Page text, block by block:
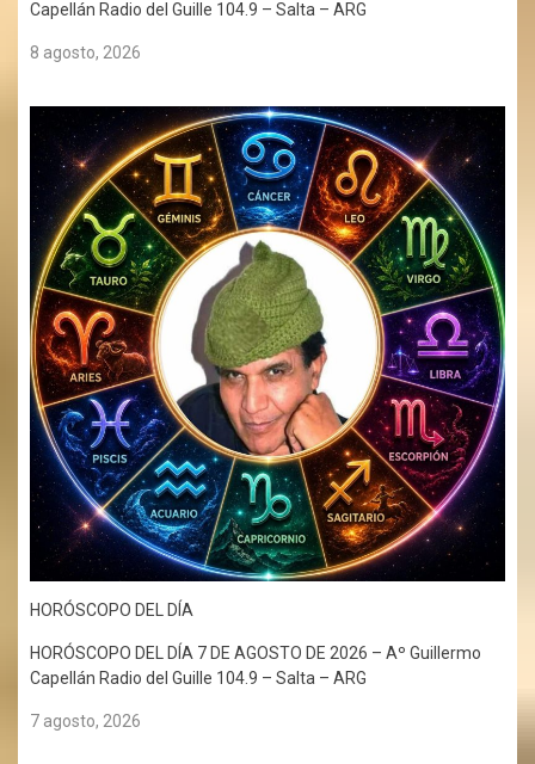
Capellán Radio del Guille 104.9 – Salta – ARG
8 agosto, 2026
HORÓSCOPO DEL DÍA
HORÓSCOPO DEL DÍA 7 DE AGOSTO DE 2026 – Aº Guillermo
Capellán Radio del Guille 104.9 – Salta – ARG
7 agosto, 2026